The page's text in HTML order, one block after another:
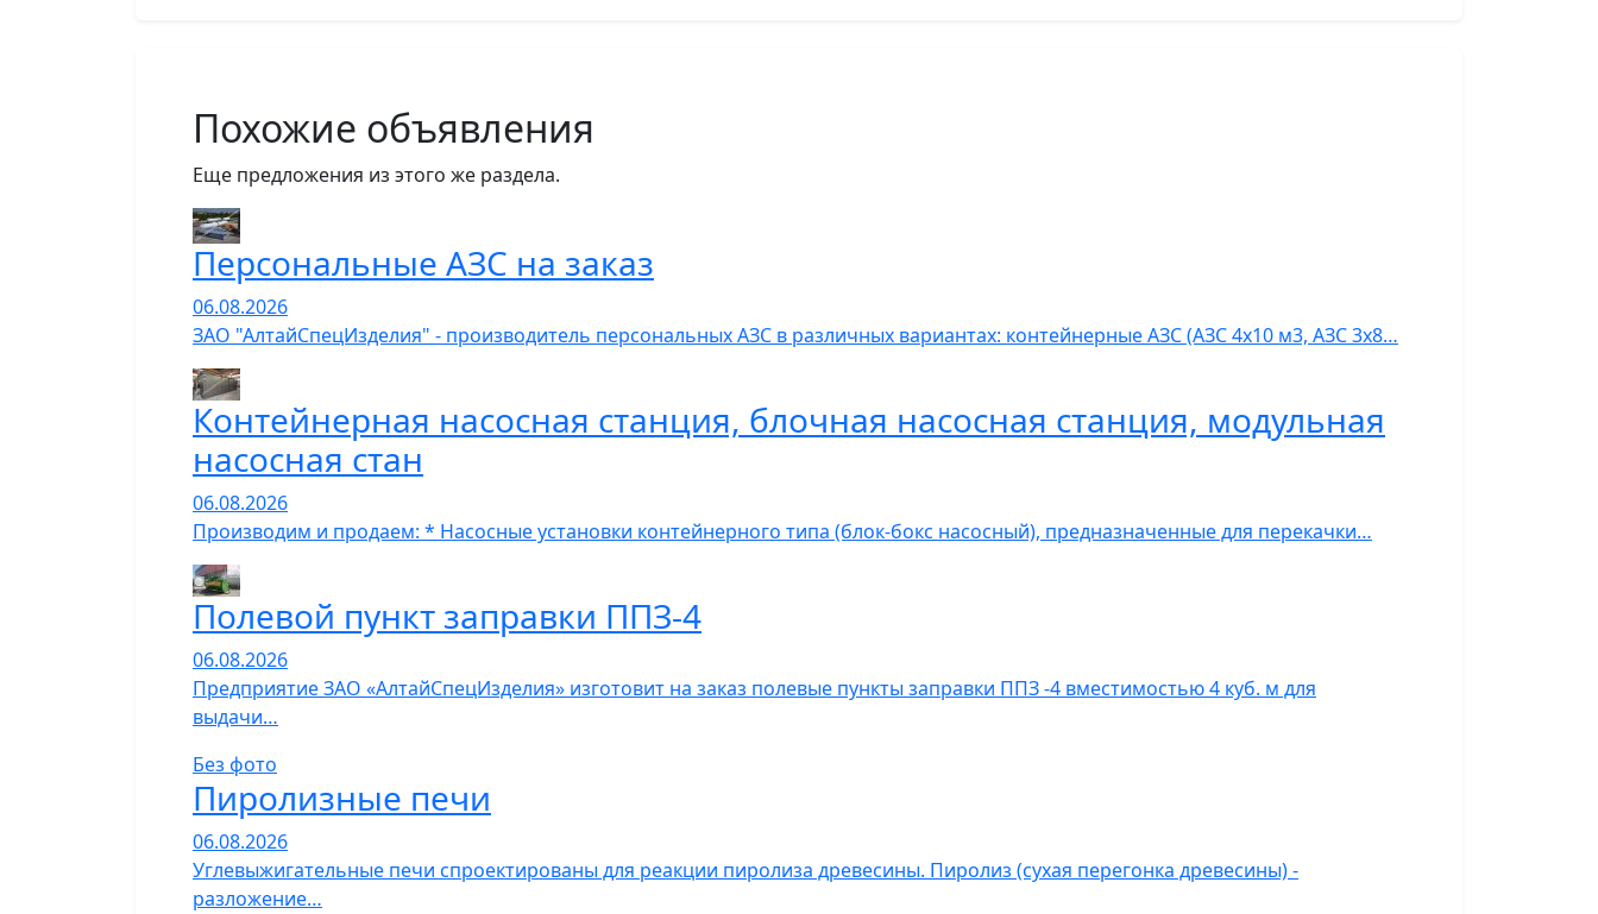
Похожие объявления
Еще предложения из этого же раздела.
Персональные АЗС на заказ
06.08.2026
ЗАО "АлтайСпецИзделия" - производитель персональных АЗС в различных вариантах: контейнерные АЗС (АЗС 4х10 м3, АЗС 3х8…
Контейнерная насосная станция, блочная насосная станция, модульная
насосная стан
06.08.2026
Производим и продаем: * Насосные установки контейнерного типа (блок-бокс насосный), предназначенные для перекачки…
Полевой пункт заправки ППЗ-4
06.08.2026
Предприятие ЗАО «АлтайСпецИзделия» изготовит на заказ полевые пункты заправки ППЗ -4 вместимостью 4 куб. м для
выдачи…
Без фото
Пиролизные печи
06.08.2026
Углевыжигательные печи спроектированы для реакции пиролиза древесины. Пиролиз (сухая перегонка древесины) -
разложение…